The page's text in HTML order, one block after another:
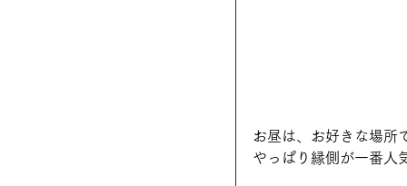
お昼は、お好きな場所
やっぱり縁側が一番人